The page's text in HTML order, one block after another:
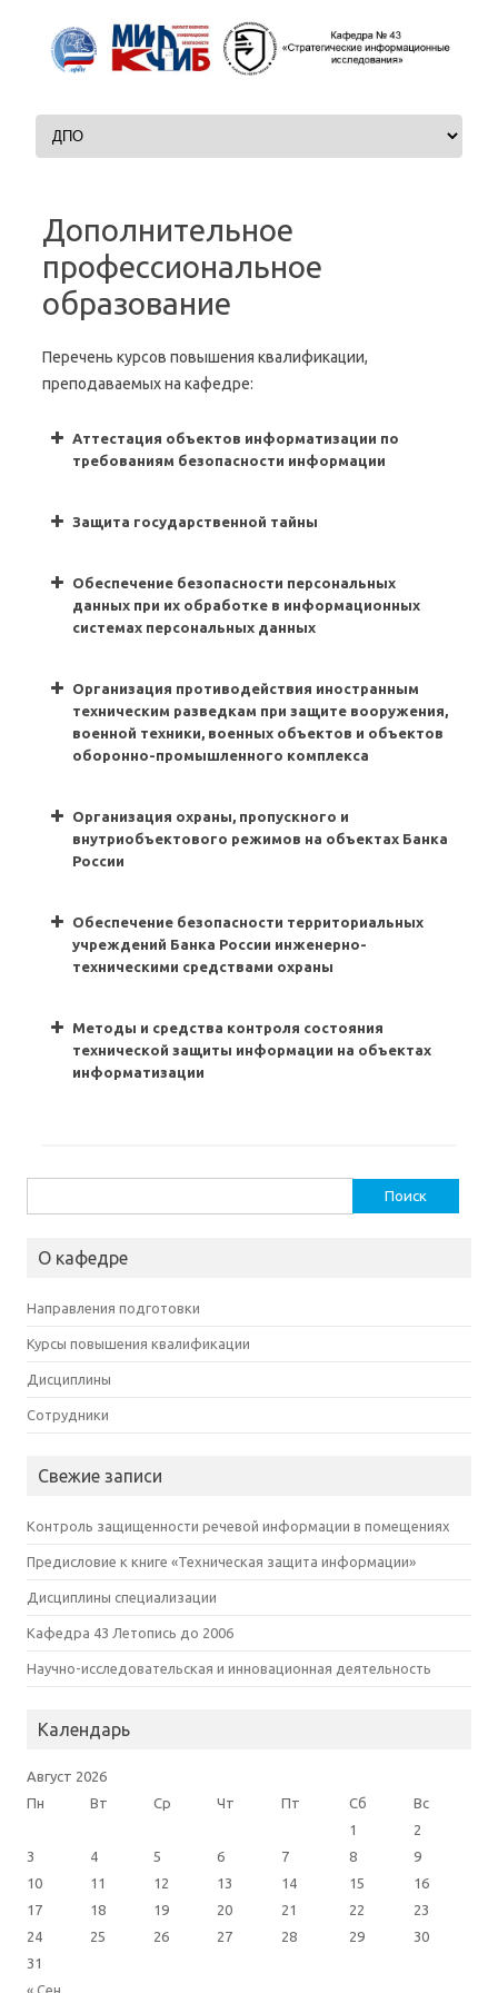
Skip to content
Дополнительное
профессиональное
образование
Перечень курсов повышения квалификации,
преподаваемых на кафедре:
Аттестация объектов информатизации по
требованиям безопасности информации
Защита государственной тайны
Обеспечение безопасности персональных
данных при их обработке в информационных
системах персональных данных
Организация противодействия иностранным
техническим разведкам при защите вооружения,
военной техники, военных объектов и объектов
оборонно-промышленного комплекса
Организация охраны, пропускного и
внутриобъектового режимов на объектах Банка
России
Обеспечение безопасности территориальных
учреждений Банка России инженерно-
техническими средствами охраны
Методы и средства контроля состояния
технической защиты информации на объектах
информатизации
О кафедре
Направления подготовки
Курсы повышения квалификации
Дисциплины
Сотрудники
Свежие записи
Контроль защищенности речевой информации в помещениях
Предисловие к книге «Техническая защита информации»
Дисциплины специализации
Кафедра 43 Летопись до 2006
Научно-исследовательская и инновационная деятельность
Календарь
Август 2026
Пн
Вт Ср Чт Пт Сб Вс
1
2
3
4 5 6 7 8
9
10
11 12 13 14 15
16
17
18 19 20 21 22
23
24
25 26 27 28 29
30
31